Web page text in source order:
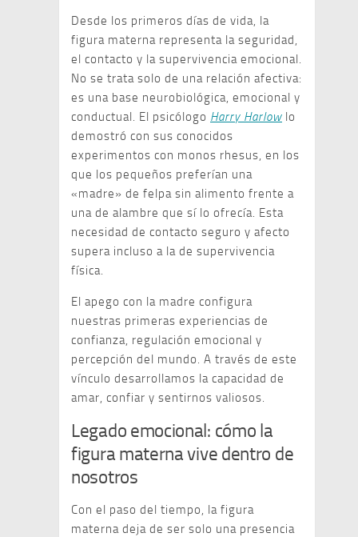
Desde los primeros días de vida, la
figura materna representa la seguridad,
el contacto y la supervivencia emocional.
No se trata solo de una relación afectiva:
es una base neurobiológica, emocional y
conductual. El psicólogo Harry Harlow lo
demostró con sus conocidos
experimentos con monos rhesus, en los
que los pequeños preferían una
«madre» de felpa sin alimento frente a
una de alambre que sí lo ofrecía. Esta
necesidad de contacto seguro y afecto
supera incluso a la de supervivencia
física.
El apego con la madre configura
nuestras primeras experiencias de
confianza, regulación emocional y
percepción del mundo. A través de este
vínculo desarrollamos la capacidad de
amar, confiar y sentirnos valiosos.
Legado emocional: cómo la
figura materna vive dentro de
nosotros
Con el paso del tiempo, la figura
materna deja de ser solo una presencia